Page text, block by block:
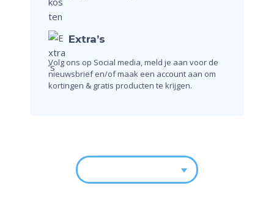
Extra’s
Volg ons op Social media, meld je aan voor de
nieuwsbrief en/of maak een account aan om
kortingen & gratis producten te krijgen.